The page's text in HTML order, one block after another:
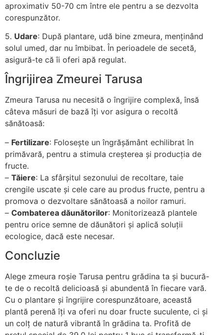
aproximativ 50-70 cm între ele pentru a se dezvolta
corespunzător.
5. Udare: După plantare, udă bine zmeura, menținând
solul umed, dar nu îmbibat. În perioadele de secetă,
asigură-te că îi oferi apă regulat.
Îngrijirea Zmeurei Tarusa
Zmeura Tarusa nu necesită o îngrijire complexă, însă
câteva măsuri de bază îți vor asigura o recoltă
sănătoasă:
– Fertilizare: Folosește un îngrășământ echilibrat în
primăvară, pentru a stimula creșterea și producția de
fructe.
– Tăiere: La sfârșitul sezonului de recoltare, taie
crengile uscate și cele care au produs fructe, pentru a
promova o dezvoltare sănătoasă a noilor ramuri.
– Combaterea dăunătorilor: Monitorizează plantele
pentru orice semne de dăunători și aplică soluții
ecologice, dacă este necesar.
Concluzie
Alege zmeura roșie Tarusa pentru grădina ta și bucură-
te de o recoltă delicioasă și abundentă în fiecare vară.
Cu o plantare și îngrijire corespunzătoare, această
plantă perenă îți va oferi nu doar fructe suculente, ci și
un colț de natură vibrantă în grădina ta. Profită de